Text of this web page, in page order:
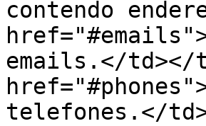
contendo
emails.</td></
telefones.</